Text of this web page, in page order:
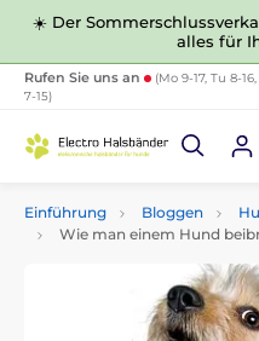
☀️ Der
alles für
Rufen Sie uns an
(Mo 9-17, Tu 8-
7-15)
Einführung Bloggen
Wie man einem Hund